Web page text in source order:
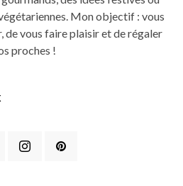
Mon objectif : vous
de vous faire plaisir et de régaler
proches !